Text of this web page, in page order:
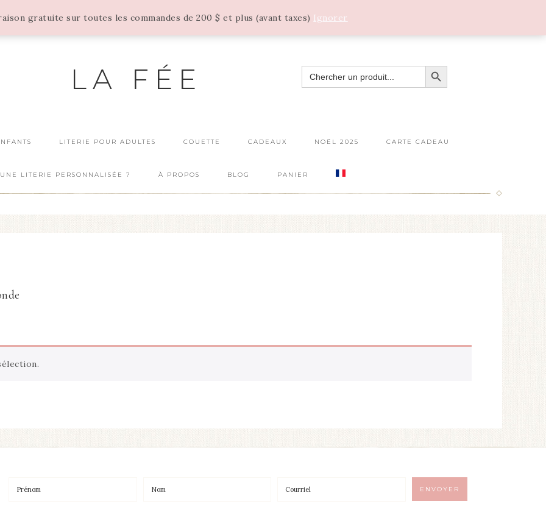
gratuite sur toutes les commandes de 200 $ et plus (avant taxes) Ignorer
SEARCH
FOR:
SEARCH BUTTON
LA FÉE
LITERIE POUR ADULTES COUETTE CADEAUX NOËL 2025 CARTE CADEAU
LITERIE PERSONNALISÉE ? À PROPOS BLOG PANIER